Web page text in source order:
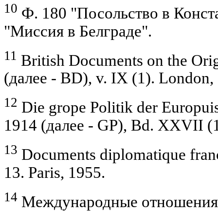
10 Ф. 180 "Посольство в
"Миссия в Белграде".
11 British Documents on the
(далее - BD), v. IX (1). London,
12 Die grope Politik der
1914 (далее - GP), Bd. XXVII
13 Documents diplomatique
13. Paris, 1955.
14 Международные